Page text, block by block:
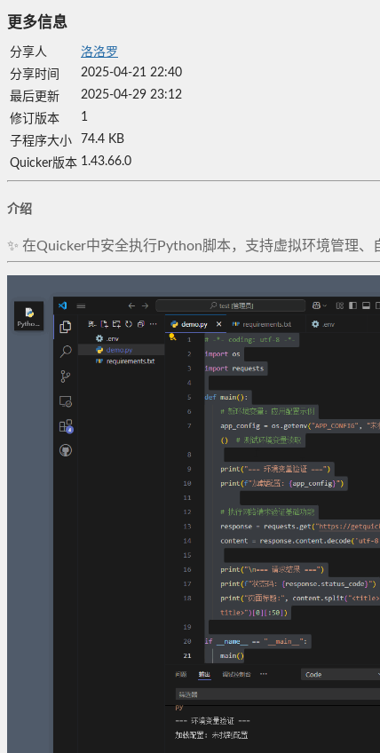
更多信息
分享人
洛洛罗
分享时间
2025-04-21 22:40
最后更新
2025-04-29 23:12
修订版本
1
子程序大小
74.4 KB
Quicker版本 1.43.66.0
介绍
✨ 在Quicker中安全执行Python脚本，支持虚拟环境管理